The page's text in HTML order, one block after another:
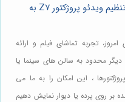
⭐️ راهنمای گام به گام نصب و تنظیم ویدئو پروژکتور Z7 به
امروز، تجربه تماشای فیلم و ارائه
محدود به سالن های سینما یا
، این امکان را به ما می
بر روی پرده یا دیوار نمایش دهیم